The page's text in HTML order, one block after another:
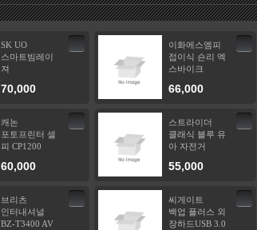
SK UO
스마트빔레이
져
70,000
이화에스엠피
접이식 숀리 엑
스바이크
66,000
캐논
포토프린터 셀
피 CP1200
60,000
스트라이더
클래식 블루 유
아 자전거
55,000
브리츠
인터내셔널
BZ-T3400 AV
씨게이트
백업 플러스 외
장하드USB 3.0